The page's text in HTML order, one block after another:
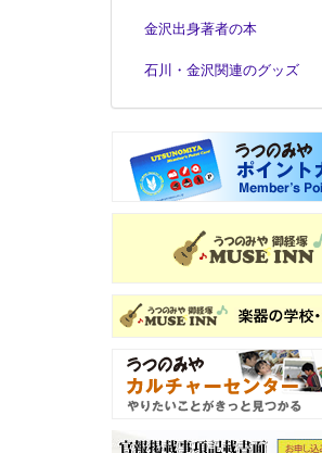
金沢出身著者の本
石川・金沢関連のグッズ